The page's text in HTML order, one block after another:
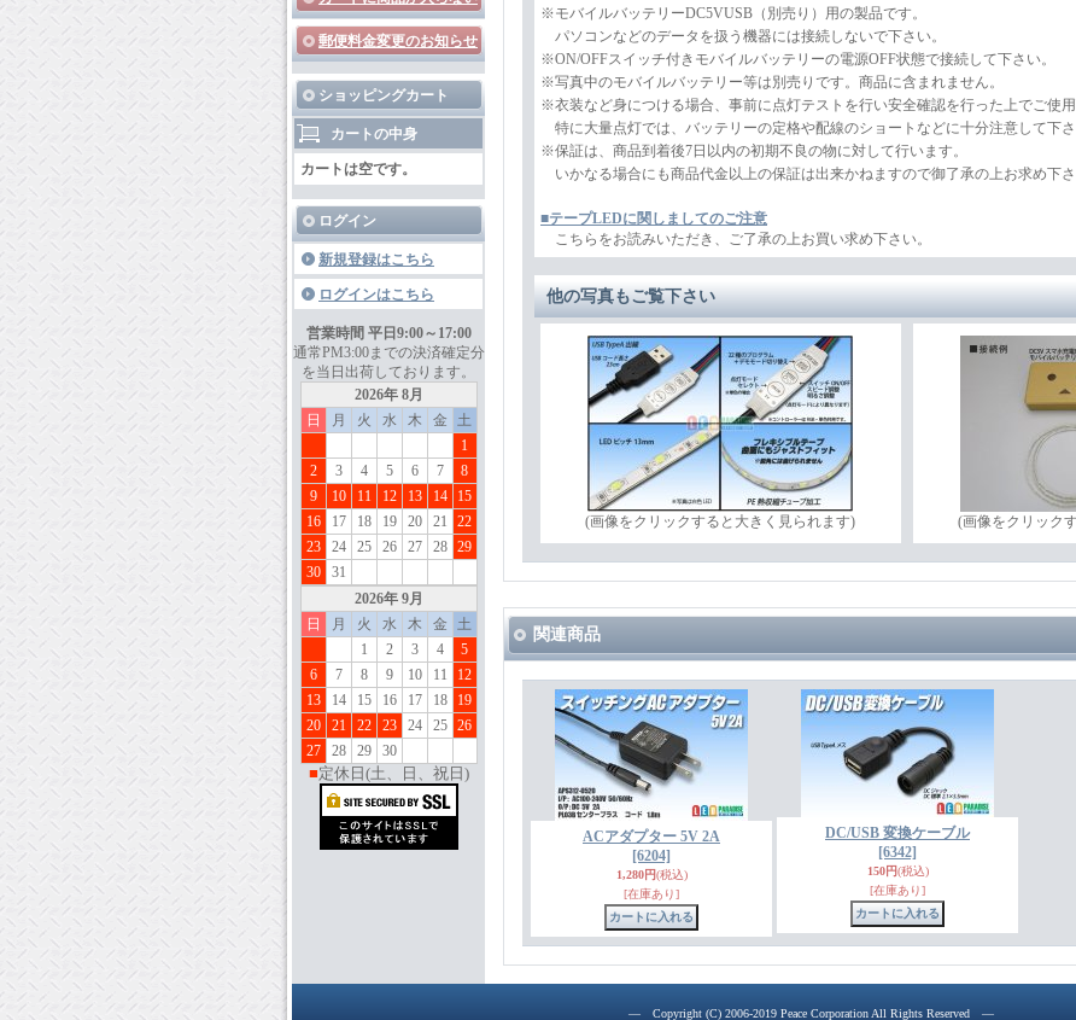
郵便料金変更のお知らせ
ショッピングカート
カートの中身
カートは空です。
ログイン
新規登録はこちら
ログインはこちら
営業時間 平日9:00～17:00
通常PM3:00までの決済確定分
を当日出荷しております。
2026年 8月
日
月 火 水 木 金
土
1
2
3 4 5 6 7
8
9
10 11 12 13 14
15
16
17 18 19 20 21
22
23
24 25 26 27 28
29
30
31
2026年 9月
日
月 火 水 木 金
土
1
2 3 4
5
6
7 8 9 10 11
12
13
14 15 16 17 18
19
20
21 22 23 24 25
26
27
28 29 30
■定休日(土、日、祝日)
※モバイルバッテリーDC5VUSB（別売り）用の製品です。
パソコンなどのデータを扱う機器には接続しないで下さい。
※ON/OFFスイッチ付きモバイルバッテリーの電源OFF状態で接続して下さい。
※写真中のモバイルバッテリー等は別売りです。商品に含まれません。
※衣装など身につける場合、事前に点灯テストを行い安全確認を行った上でご使用
特に大量点灯では、バッテリーの定格や配線のショートなどに十分注意して下さ
※保証は、商品到着後7日以内の初期不良の物に対して行います。
いかなる場合にも商品代金以上の保証は出来かねますので御了承の上お求め下さ
■テープLEDに関しましてのご注意
こちらをお読みいただき、ご了承の上お買い求め下さい。
他の写真もご覧下さい
(画像をクリックすると大きく見られます) (画像をクリック
関連商品
ACアダプター 5V 2A
[6204]
1,280円(税込)
[在庫あり]
DC/USB 変換ケーブル
[6342]
150円(税込)
[在庫あり]
― Copyright (C) 2006-2019 Peace Corporation All Rights Reserved ―